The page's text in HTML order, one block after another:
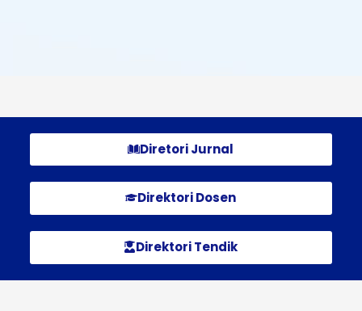
Diretori Jurnal
Direktori Dosen
Direktori Tendik